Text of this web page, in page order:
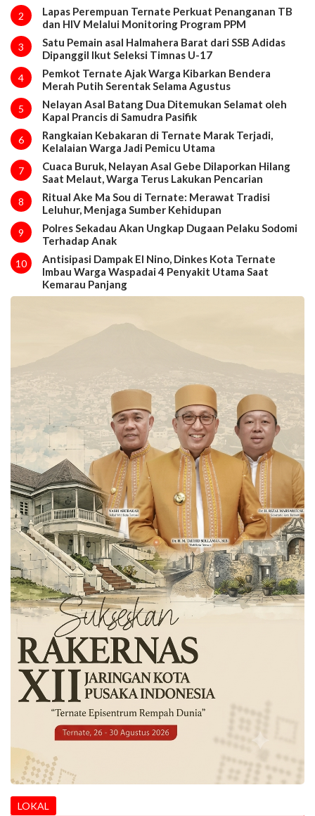
2
Lapas Perempuan Ternate Perkuat Penanganan TB
dan HIV Melalui Monitoring Program PPM
3
Satu Pemain asal Halmahera Barat dari SSB Adidas
Dipanggil Ikut Seleksi Timnas U-17
4
Pemkot Ternate Ajak Warga Kibarkan Bendera
Merah Putih Serentak Selama Agustus
5
Nelayan Asal Batang Dua Ditemukan Selamat oleh
Kapal Prancis di Samudra Pasifik
6
Rangkaian Kebakaran di Ternate Marak Terjadi,
Kelalaian Warga Jadi Pemicu Utama
7
Cuaca Buruk, Nelayan Asal Gebe Dilaporkan Hilang
Saat Melaut, Warga Terus Lakukan Pencarian
8
Ritual Ake Ma Sou di Ternate: Merawat Tradisi
Leluhur, Menjaga Sumber Kehidupan
9
Polres Sekadau Akan Ungkap Dugaan Pelaku Sodomi
Terhadap Anak
10
Antisipasi Dampak El Nino, Dinkes Kota Ternate
Imbau Warga Waspadai 4 Penyakit Utama Saat
Kemarau Panjang
LOKAL